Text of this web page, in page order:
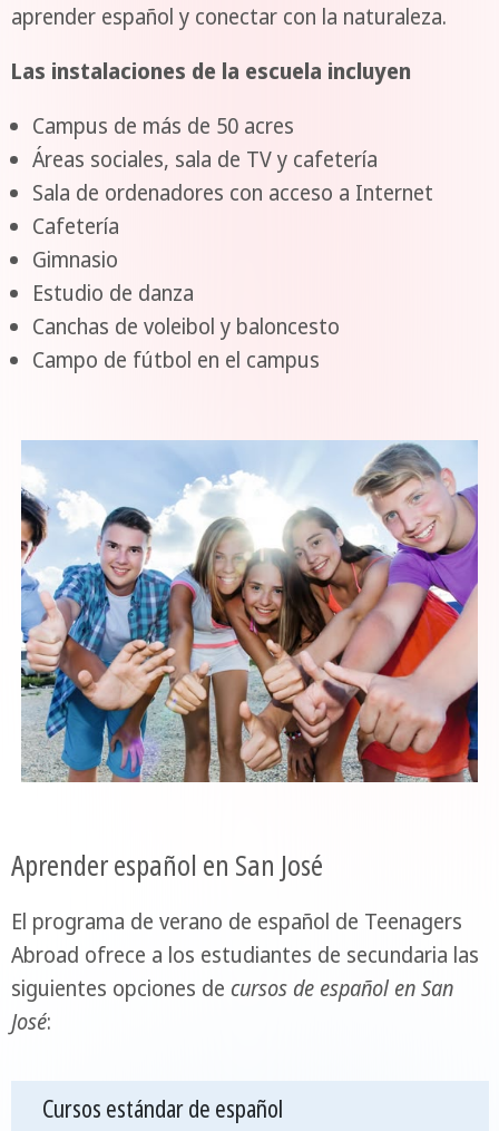
aprender español y conectar con la naturaleza.
Las instalaciones de la escuela incluyen
Campus de más de 50 acres
Áreas sociales, sala de TV y cafetería
Sala de ordenadores con acceso a Internet
Cafetería
Gimnasio
Estudio de danza
Canchas de voleibol y baloncesto
Campo de fútbol en el campus
Aprender español en San José
El programa de verano de español de Teenagers
Abroad ofrece a los estudiantes de secundaria las
siguientes opciones de cursos de español en San
José:
Cursos estándar de español